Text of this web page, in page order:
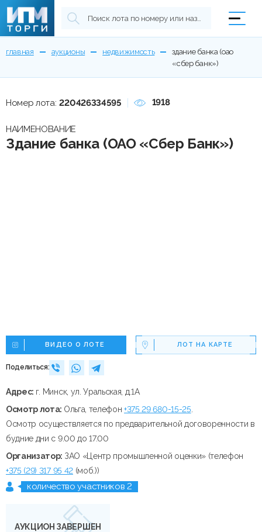
главная аукционы недвижимость
здание банка (оао
«сбер банк»)
ВИДЕО О ЛОТЕ ЛОТ НА КАРТЕ
Поделиться:
Номер лота: 220426334595 1918
НАИМЕНОВАНИЕ
Здание банка (ОАО «Сбер Банк»)
Адрес: г. Минск, ул. Уральская, д.1А
Осмотр лота: Ольга, телефон+375 29 680-15-25.
Осмотр осуществляется по предварительной договоренности в
будние дни с 9.00 до 17.00
Организатор: ЗАО «Центр промышленной оценки» (телефон
+375 (29) 317 95 42(моб.))
количество участников 2
АУКЦИОН ЗАВЕРШЕН